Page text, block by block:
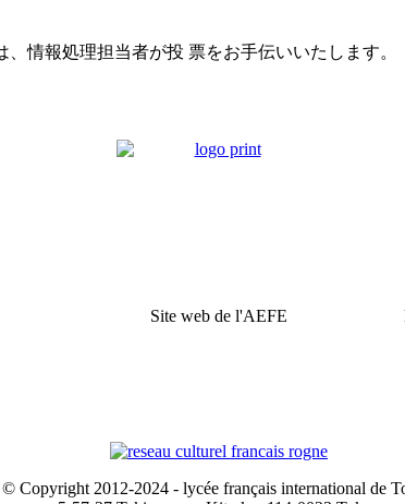
情報処理担当者が投 票をお手伝いいたします。
Site web de l'AEFE
© Copyright 2012-2024 - lycée français international de